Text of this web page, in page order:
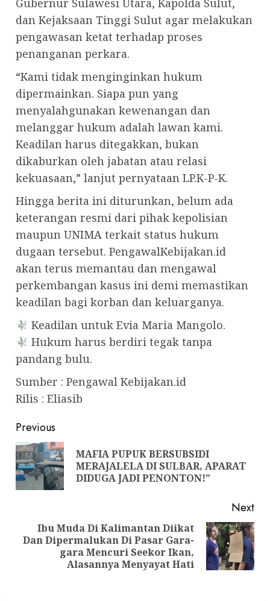
Gubernur Sulawesi Utara, Kapolda Sulut,
dan Kejaksaan Tinggi Sulut agar melakukan
pengawasan ketat terhadap proses
penanganan perkara.
“Kami tidak menginginkan hukum
dipermainkan. Siapa pun yang
menyalahgunakan kewenangan dan
melanggar hukum adalah lawan kami.
Keadilan harus ditegakkan, bukan
dikaburkan oleh jabatan atau relasi
kekuasaan,” lanjut pernyataan LP.K-P-K.
Hingga berita ini diturunkan, belum ada
keterangan resmi dari pihak kepolisian
maupun UNIMA terkait status hukum
dugaan tersebut. PengawalKebijakan.id
akan terus memantau dan mengawal
perkembangan kasus ini demi memastikan
keadilan bagi korban dan keluarganya.
Keadilan untuk Evia Maria Mangolo.
Hukum harus berdiri tegak tanpa
pandang bulu.
Sumber : Pengawal Kebijakan.id
Rilis : Eliasib
Post
navigation
Previous
MAFIA PUPUK BERSUBSIDI
MERAJALELA DI SULBAR, APARAT
DIDUGA JADI PENONTON!”
Next
Next
Ibu Muda Di Kalimantan Diikat
Dan Dipermalukan Di Pasar Gara-
gara Mencuri Seekor Ikan,
Alasannya Menyayat Hati